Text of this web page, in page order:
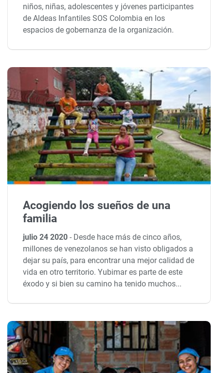
niños, niñas, adolescentes y jóvenes participantes
de Aldeas Infantiles SOS Colombia en los
espacios de gobernanza de la organización.
Acogiendo los sueños de una
familia
julio 24 2020- Desde hace más de cinco años,
millones de venezolanos se han visto obligados a
dejar su país, para encontrar una mejor calidad de
vida en otro territorio. Yubimar es parte de este
éxodo y si bien su camino ha tenido muchos...